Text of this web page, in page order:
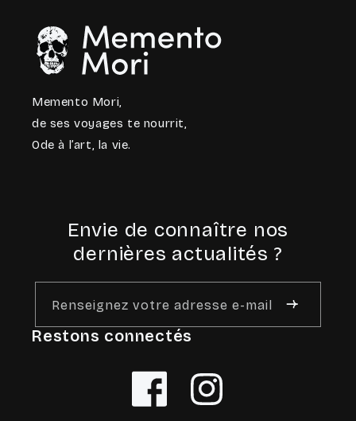
Memento Mori,
de ses voyages te nourrit,
Ode à l’art, la vie.
Envie de connaître nos
dernières actualités ?
Renseignez votre adresse e-mail
Restons connectés
Facebook Instagram